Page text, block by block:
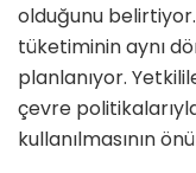
olduğunu
tüketiminin aynı
planlanıyor.
çevre
kullanılmasının